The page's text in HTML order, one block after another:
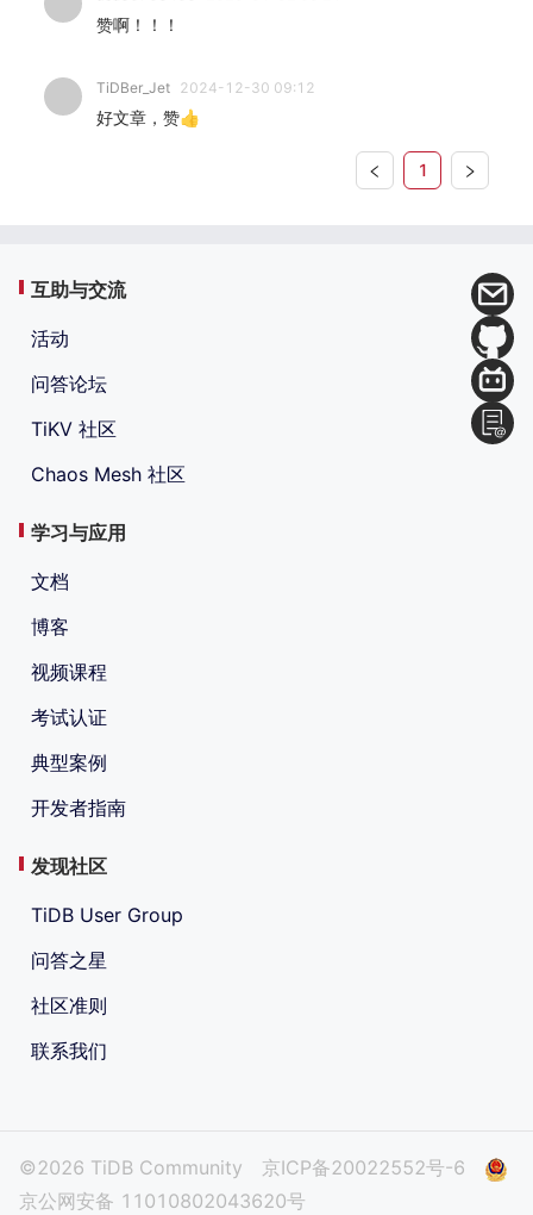
赞啊！！！
TiDBer_Jet 2024-12-30 09:12
好文章，赞👍
1
互助与交流
活动
问答论坛
TiKV 社区
Chaos Mesh 社区
学习与应用
文档
博客
视频课程
考试认证
典型案例
开发者指南
发现社区
TiDB User Group
问答之星
社区准则
联系我们
©2026 TiDB Community
京ICP备20022552号-6
京公网安备 11010802043620号